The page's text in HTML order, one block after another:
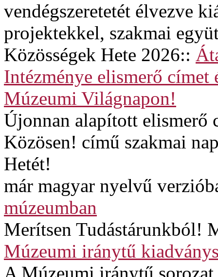
vendégszeretetét élvezve
projektekkel, szakmai
Közösségek Hete 2026::
Intézménye elismerő címet
Múzeumi Világnapon!
Újonnan alapított elismerő
Közösen! című szakmai
Hetét!
már magyar nyelvű
múzeumban
Merítsen Tudástárunkból!
Múzeumi iránytű